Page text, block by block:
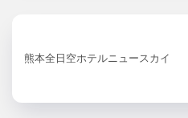
熊本全日空ホテルニュースカイ